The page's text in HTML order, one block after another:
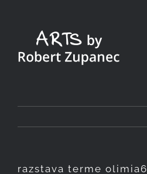
content
razstava terme olimia6